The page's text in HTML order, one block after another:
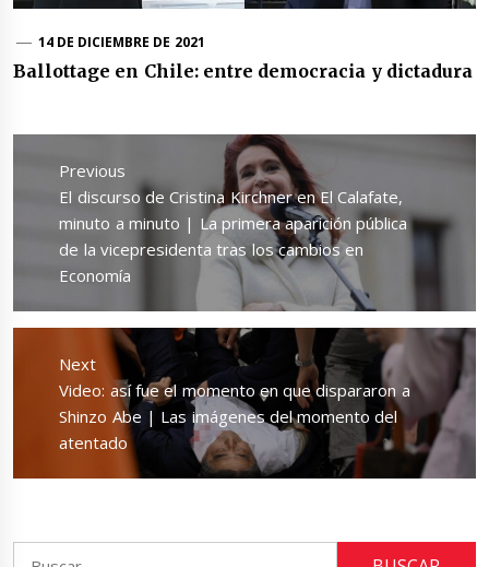
14 DE DICIEMBRE DE 2021
Ballottage en Chile: entre democracia y dictadura
Navegación
entradas
Previous
Previous
post:
El discurso de Cristina Kirchner en El Calafate,
minuto a minuto | La primera aparición pública
de la vicepresidenta tras los cambios en
Economía
Next
Next
post:
Video: así fue el momento en que dispararon a
Shinzo Abe | Las imágenes del momento del
atentado